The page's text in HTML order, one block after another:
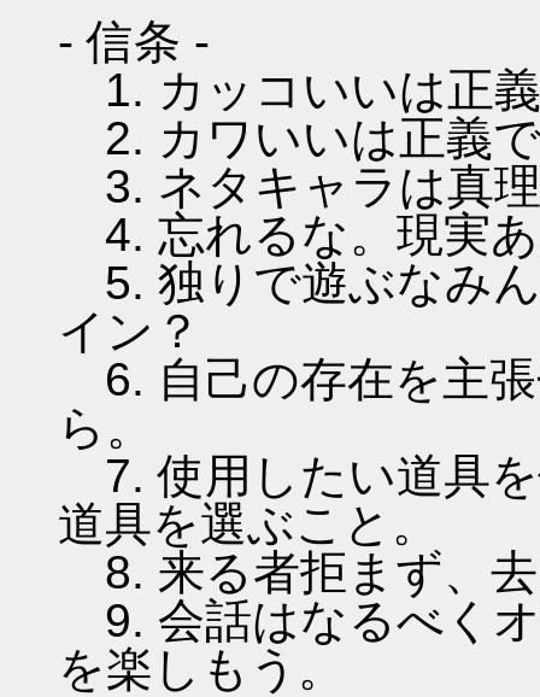
- 信条 -
1. カッコいいは正
2. カワいいは正義
3. ネタキャラは真
4. 忘れるな。現実
5. 独りで遊ぶなみ
イン？
6. 自己の存在を主
ら。
7. 使用したい道具
道具を選ぶこと。
8. 来る者拒まず、
9. 会話はなるべく
を楽しもう。